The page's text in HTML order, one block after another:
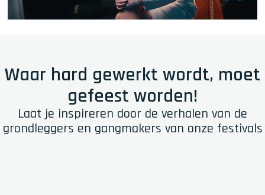
t
s
i
Waar hard gewerkt wordt, moet
gefeest worden!
Laat je inspireren door de verhalen van de
grondleggers en gangmakers van onze festivals